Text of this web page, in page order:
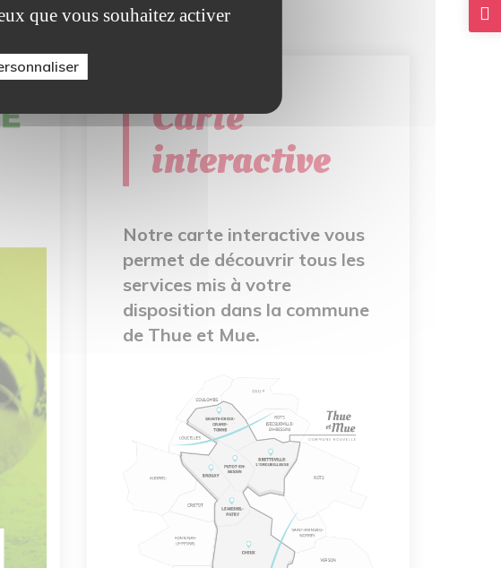
Carte
interactive
Notre carte interactive vous
permet de découvrir tous les
services mis à votre
disposition dans la commune
de Thue et Mue.
que vous souhaitez activer